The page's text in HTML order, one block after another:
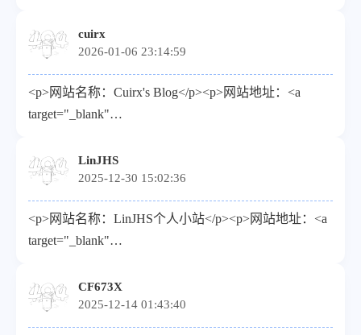
</p><p>头像地址（请使用HTTPS链接）：<a
target="_blank"
href="https://serenity.aobp.cn">https://serenity.aobp.cn</a>
<a target="_blank"
href="https://serenity.aobp.cn/">/</a>upload/
cuirx
2026-01-06 23:14:59
<p>网站名称：Cuirx's Blog</p><p>网站地址：<a
target="_blank"
地址（请使用HTTPS链接）：<a target="_blank"
href="https://cuirx.me/upload/avatar.png">https://cuirx.me/
</p><p>描述：行百里者半九十</p>
LinJHS
2025-12-30 15:02:36
<p>网站名称：LinJHS个人小站</p><p>网站地址：<a
target="_blank"
地址（请使用HTTPS链接）：<a target="_blank"
href="https://linjhs.top/upload/logo.webp">https://linjhs.top/
</p><p>描述：分享网络安全技术、资讯、生活</p>
CF673X
2025-12-14 01:43:40